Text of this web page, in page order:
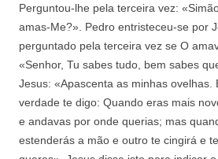
Perguntou-lhe pela terceira vez:
amas-Me?». Pedro entristeceu-se por
perguntado pela terceira vez se O
«Senhor, Tu sabes tudo, bem sabes
Jesus: «Apascenta as minhas ovelhas.
verdade te digo: Quando eras mais
e andavas por onde querias; mas
estenderás a mão e outro te cingirá e